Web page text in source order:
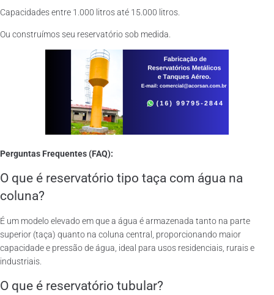
Capacidades entre 1.000 litros até 15.000 litros.
Ou construímos seu reservatório sob medida.
Perguntas Frequentes (FAQ):
O que é reservatório tipo taça com água na
coluna?
É um modelo elevado em que a água é armazenada tanto na parte
superior (taça) quanto na coluna central, proporcionando maior
capacidade e pressão de água, ideal para usos residenciais, rurais e
industriais.
O que é reservatório tubular?